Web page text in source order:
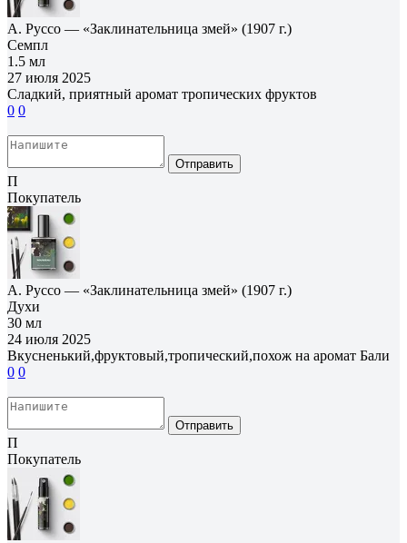
А. Руссо — «Заклинательница змей» (1907 г.)
Семпл
1.5 мл
27 июля 2025
Сладкий, приятный аромат тропических фруктов
0 0
Отправить
П
Покупатель
А. Руссо — «Заклинательница змей» (1907 г.)
Духи
30 мл
24 июля 2025
Вкусненький,фруктовый,тропический,похож на аромат Бали
0 0
Отправить
П
Покупатель